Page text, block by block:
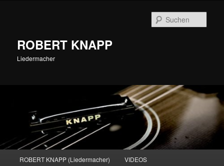
ROBERT KNAPP
Liedermacher
ROBERT KNAPP (Liedermacher) VIDEOS